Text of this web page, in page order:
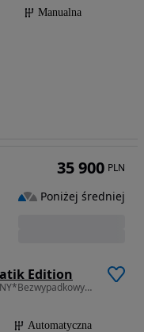
Manualna
Edition
1956 cm3 • 130 KM • 2.0D*130PS*OPŁACONY*Bezwypadkowy*Automat Klima*Serwis*VIP GWARANCJA 24
Automatyczna
35 900 PLN
Poniżej średniej